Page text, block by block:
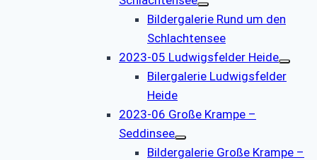
Bildergalerie Rund um den
Schlachtensee
2023-05 Ludwigsfelder Heide
Bilergalerie Ludwigsfelder
Heide
2023-06 Große Krampe –
Seddinsee
Bildergalerie Große Krampe –